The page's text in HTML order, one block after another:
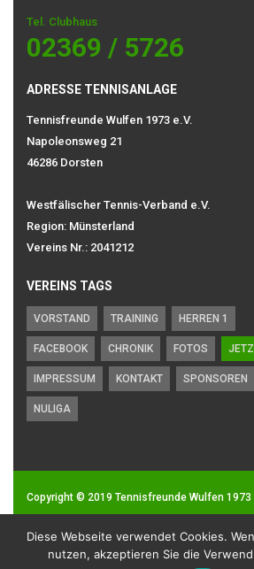
Tel. Clubhaus
02369 / 5726
ADRESSE TENNISANLAGE
Tennisfreunde Wulfen 1973 e.V.
Napoleonsweg 21
46286 Dorsten
Westfälischer Tennis-Verband e.V.
Region: Münsterland
Vereins Nr.: 2041212
VEREINS TAGS
VORSTAND TRAINING HERREN 1
FACEBOOK CHRONIK FOTOS
IMPRESSUM KONTAKT SPONSOREN
NULIGA
Copyright © 2019 Tennisfreunde Wulfen 1973
Impressum| Datenschutz
Diese Webseite verwendet Cookies.
nutzen, akzeptieren Sie die